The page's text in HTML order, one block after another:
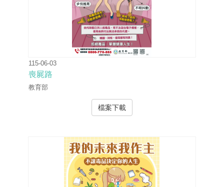
115-06-03
喪屍路
教育部
檔案下載